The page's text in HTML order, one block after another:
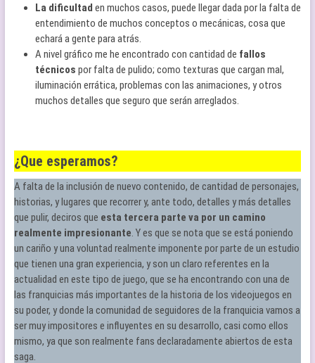
La dificultad en muchos casos, puede llegar dada por la falta de
entendimiento de muchos conceptos o mecánicas, cosa que
echará a gente para atrás.
A nivel gráfico me he encontrado con cantidad de fallos
técnicos por falta de pulido; como texturas que cargan mal,
iluminación errática, problemas con las animaciones, y otros
muchos detalles que seguro que serán arreglados.
¿Que esperamos?
A falta de la inclusión de nuevo contenido, de cantidad de personajes,
historias, y lugares que recorrer y, ante todo, detalles y más detalles
que pulir, deciros que esta tercera parte va por un camino
realmente impresionante. Y es que se nota que se está poniendo
un cariño y una voluntad realmente imponente por parte de un estudio
que tienen una gran experiencia, y son un claro referentes en la
actualidad en este tipo de juego, que se ha encontrando con una de
las franquicias más importantes de la historia de los videojuegos en
su poder, y donde la comunidad de seguidores de la franquicia vamos a
ser muy impositores e influyentes en su desarrollo, casi como ellos
mismo, ya que son realmente fans declaradamente abiertos de esta
saga.